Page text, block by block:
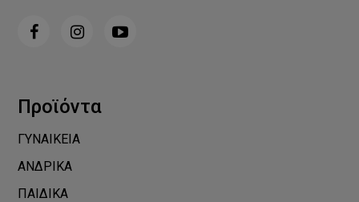
Προϊόντα
ΓΥΝΑΙΚΕΙΑ
ΑΝΔΡΙΚΑ
ΠΑΙΔΙΚΑ